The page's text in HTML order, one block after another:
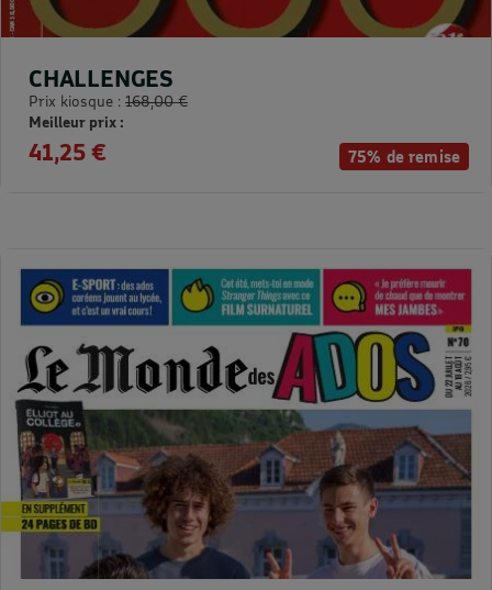
75% de remise
CHALLENGES
Prix kiosque : 168,00 €
Meilleur prix :
41,25 €